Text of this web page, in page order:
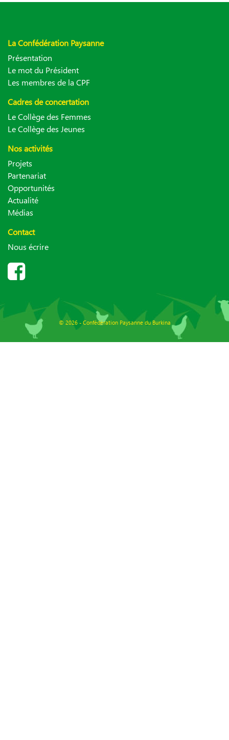
La Confédération Paysanne
Présentation
Le mot du Président
Les membres de la CPF
Cadres de concertation
Le Collège des Femmes
Le Collège des Jeunes
Nos activités
Projets
Partenariat
Opportunités
Actualité
Médias
Contact
Nous écrire
© 2026 - Confédération Paysanne du Burkina